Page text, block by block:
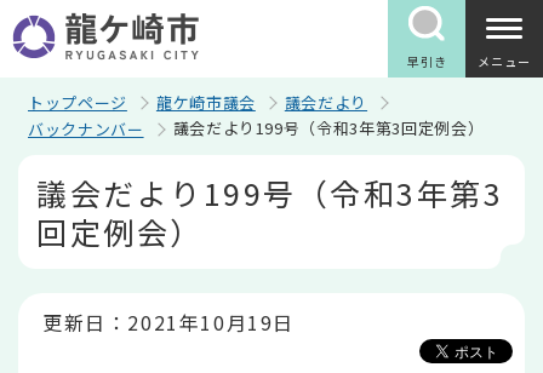
の
ペ
早引き メニュー
トップページ 龍ケ崎市議会
議会だより
バックナンバー
議会だより199号（令和3年第3回定例会）
議会だより199号（令和3年第3
回定例会）
更新日：2021年10月19日